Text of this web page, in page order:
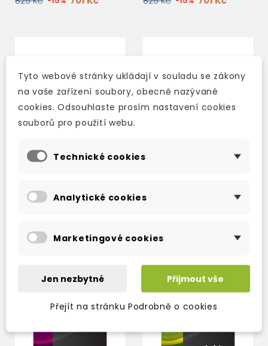
CAMBRIDGE ACADEMIC
3-5 dní
CAMBRIDGE ACADEMIC
AUDIO CD
3-5 dní
995 Kč -15% 846 Kč
Tyto webové stránky ukládají v souladu se zákony
na vaše zařízení soubory, obecně nazývané
cookies. Odsouhlaste prosím nastavení cookies
souborů pro použití webu.
Technické cookies
Analytické cookies
Marketingové cookies
Jen nezbytné Přijmout vše
Přejít na stránku Podrobně o cookies